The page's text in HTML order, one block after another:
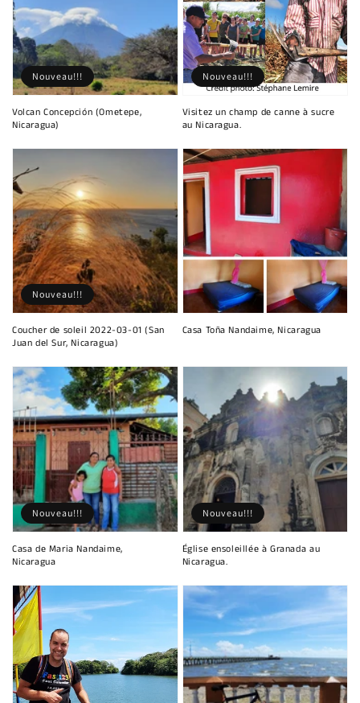
Volcan Concepción (Ometepe,
Nicaragua)
Nouveau!!!
Visitez un champ de canne à sucre
au Nicaragua.
Nouveau!!!
Coucher de soleil 2022-03-01 (San
Juan del Sur, Nicaragua)
Nouveau!!!
Casa Toña Nandaime, Nicaragua
Casa de Maria Nandaime,
Nicaragua
Nouveau!!!
Église ensoleillée à Granada au
Nicaragua.
Nouveau!!!